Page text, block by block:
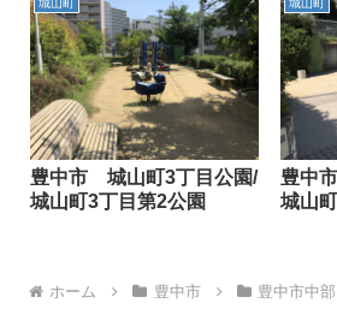
城山町
豊中市 城山町3丁目公園/
城山町3丁目第2公園
城山町
豊中
城山
ホーム 豊中市 豊中市中部